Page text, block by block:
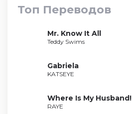
Топ Переводов
Mr. Know It All
Teddy Swims
Gabriela
KATSEYE
Where Is My Husband!
RAYE